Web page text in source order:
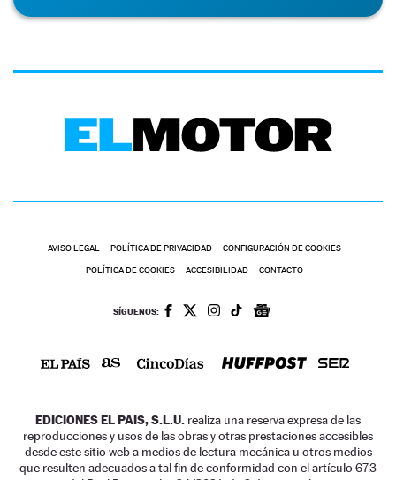
AVISO LEGAL POLÍTICA DE PRIVACIDAD CONFIGURACIÓN DE COOKIES
POLÍTICA DE COOKIES ACCESIBILIDAD CONTACTO
SÍGUENOS:
EDICIONES EL PAIS, S.L.U. realiza una reserva expresa de las
reproducciones y usos de las obras y otras prestaciones accesibles
desde este sitio web a medios de lectura mecánica u otros medios
que resulten adecuados a tal fin de conformidad con el artículo 67.3